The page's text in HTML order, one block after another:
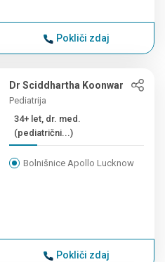
Pokliči zdaj
Dr Sciddhartha Koonwar
Pediatrija
34+ let, dr. med.
(pediatrični...)
Bolnišnice Apollo Lucknow
Pokliči zdaj